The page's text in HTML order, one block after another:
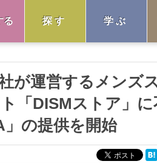
る 探す 学ぶ
が運営するメンズ
「DISMストア」に
の提供を開始